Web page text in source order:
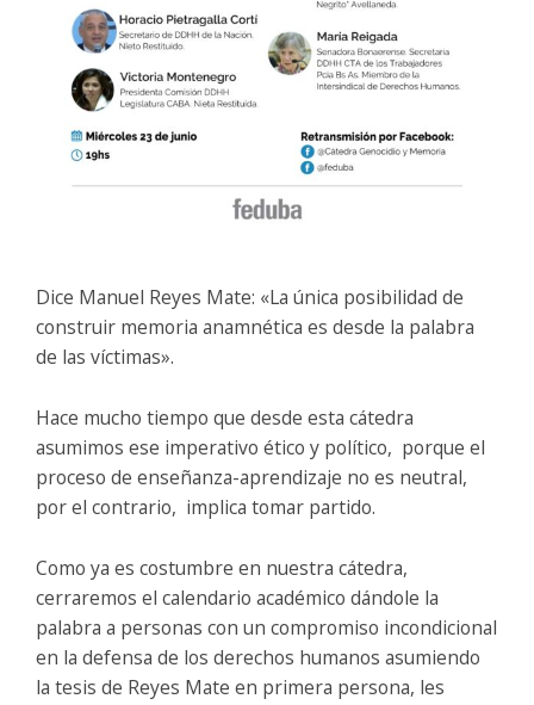
Dice Manuel Reyes Mate: «La única posibilidad de
construir memoria anamnética es desde la palabra
de las víctimas».
Hace mucho tiempo que desde esta cátedra
asumimos ese imperativo ético y político, porque el
proceso de enseñanza-aprendizaje no es neutral,
por el contrario, implica tomar partido.
Como ya es costumbre en nuestra cátedra,
cerraremos el calendario académico dándole la
palabra a personas con un compromiso incondicional
en la defensa de los derechos humanos asumiendo
la tesis de Reyes Mate en primera persona, les